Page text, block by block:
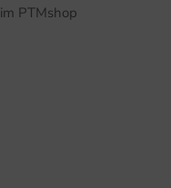
im PTMshop